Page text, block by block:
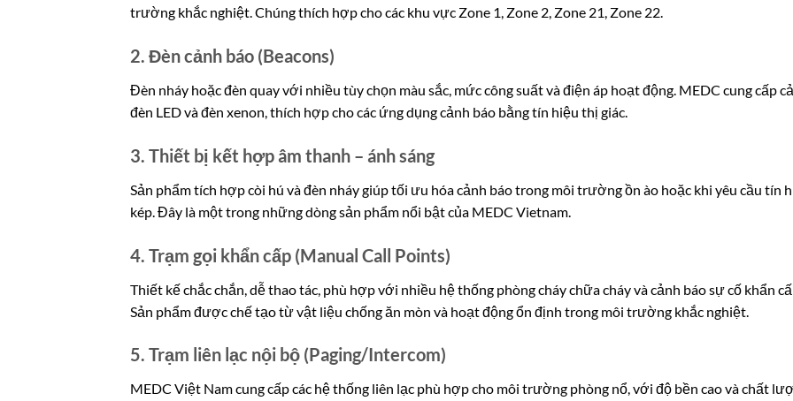
trường khắc nghiệt. Chúng thích hợp cho các khu vực Zone 1, Zone 2, Zone 21, Zone 22.
2. Đèn cảnh báo (Beacons)
Đèn nháy hoặc đèn quay với nhiều tùy chọn màu sắc, mức công suất và điện áp hoạt động. MEDC cung cấp cả
đèn LED và đèn xenon, thích hợp cho các ứng dụng cảnh báo bằng tín hiệu thị giác.
3. Thiết bị kết hợp âm thanh – ánh sáng
Sản phẩm tích hợp còi hú và đèn nháy giúp tối ưu hóa cảnh báo trong môi trường ồn ào hoặc khi yêu cầu tín
kép. Đây là một trong những dòng sản phẩm nổi bật của MEDC Vietnam.
4. Trạm gọi khẩn cấp (Manual Call Points)
Thiết kế chắc chắn, dễ thao tác, phù hợp với nhiều hệ thống phòng cháy chữa cháy và cảnh báo sự cố khẩn
Sản phẩm được chế tạo từ vật liệu chống ăn mòn và hoạt động ổn định trong môi trường khắc nghiệt.
5. Trạm liên lạc nội bộ (Paging/Intercom)
MEDC Việt Nam cung cấp các hệ thống liên lạc phù hợp cho môi trường phòng nổ, với độ bền cao và chất